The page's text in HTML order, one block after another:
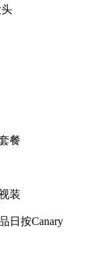
餐
装
日按Canary